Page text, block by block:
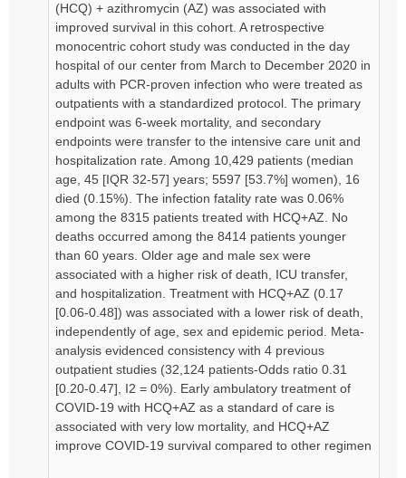
(HCQ) + azithromycin (AZ) was associated with
improved survival in this cohort. A retrospective
monocentric cohort study was conducted in the day
hospital of our center from March to December 2020 in
adults with PCR-proven infection who were treated as
outpatients with a standardized protocol. The primary
endpoint was 6-week mortality, and secondary
endpoints were transfer to the intensive care unit and
hospitalization rate. Among 10,429 patients (median
age, 45 [IQR 32-57] years; 5597 [53.7%] women), 16
died (0.15%). The infection fatality rate was 0.06%
among the 8315 patients treated with HCQ+AZ. No
deaths occurred among the 8414 patients younger
than 60 years. Older age and male sex were
associated with a higher risk of death, ICU transfer,
and hospitalization. Treatment with HCQ+AZ (0.17
[0.06-0.48]) was associated with a lower risk of death,
independently of age, sex and epidemic period. Meta-
analysis evidenced consistency with 4 previous
outpatient studies (32,124 patients-Odds ratio 0.31
[0.20-0.47], I2 = 0%). Early ambulatory treatment of
COVID-19 with HCQ+AZ as a standard of care is
associated with very low mortality, and HCQ+AZ
improve COVID-19 survival compared to other regimen